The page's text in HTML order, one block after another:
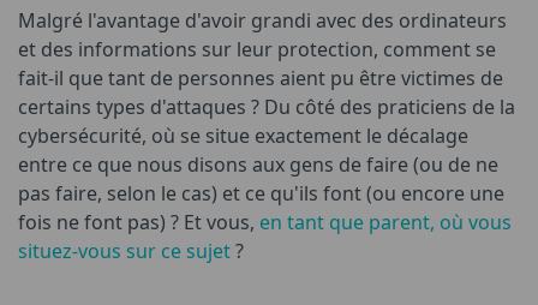
Malgré l'avantage d'avoir grandi avec des ordinateurs
et des informations sur leur protection, comment se
fait-il que tant de personnes aient pu être victimes de
certains types d'attaques ? Du côté des praticiens de la
cybersécurité, où se situe exactement le décalage
entre ce que nous disons aux gens de faire (ou de ne
pas faire, selon le cas) et ce qu'ils font (ou encore une
fois ne font pas) ? Et vous, en tant que parent, où vous
situez-vous sur ce sujet?